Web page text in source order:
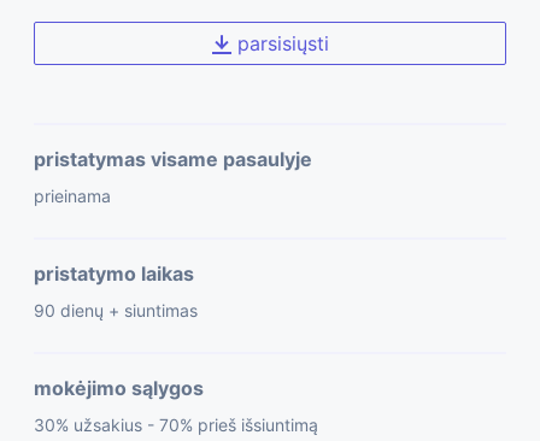
parsisiųsti
pristatymas visame pasaulyje
prieinama
pristatymo laikas
90 dienų + siuntimas
mokėjimo sąlygos
30% užsakius - 70% prieš išsiuntimą